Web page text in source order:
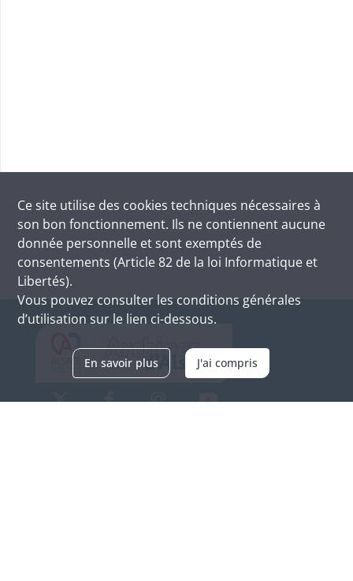
Ce site utilise des cookies techniques nécessaires à
son bon fonctionnement. Ils ne contiennent aucune
donnée personnelle et sont exemptés de
consentements (Article 82 de la loi Informatique et
Libertés).
Vous pouvez consulter les conditions générales
d’utilisation sur le lien ci-dessous.
En savoir plus J'ai compris